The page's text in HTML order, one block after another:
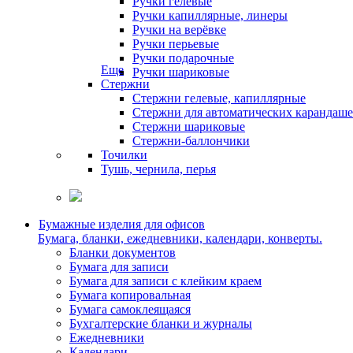
Ручки капиллярные, линеры
Ручки на верёвке
Ручки перьевые
Ручки подарочные
Ручки шариковые
Еще
Стержни
Стержни гелевые, капиллярные
Стержни для автоматических
Стержни шариковые
Стержни-баллончики
Точилки
Тушь, чернила, перья
Бумажные изделия для офисов
Бумага, бланки, ежедневники, календари, конверты.
Бланки документов
Бумага для записи
Бумага для записи с клейким краем
Бумага копировальная
Бумага самоклеящаяся
Бухгалтерские бланки и журналы
Ежедневники